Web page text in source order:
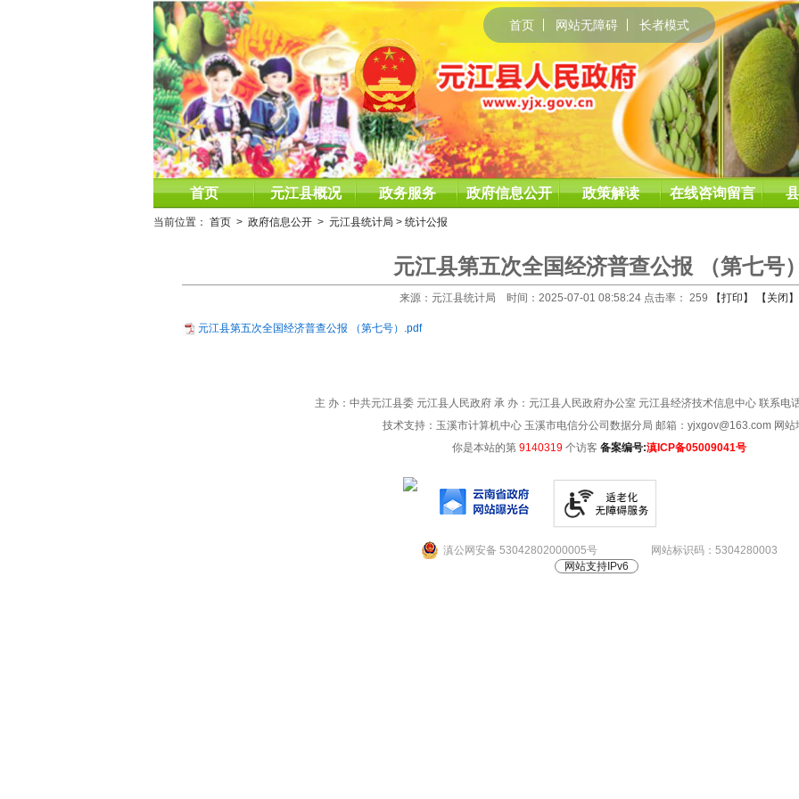
首页 网站无障碍 长者模式
首页 元江县概况 政务服务 政府信息公开 政策解读 在线咨询留言
当前位置： 首页 > 政府信息公开 > 元江县统计局 > 统计公报
元江县第五次全国经济普查公报 （第七号）
来源：元江县统计局 时间：2025-07-01 08:58:24 点击率： 259 【打印】 【关闭】
元江县第五次全国经济普查公报 （第七号）.pdf
主 办：中共元江县委 元江县人民政府 承 办：元江县人民政府办公室 元江县经济技术信息中心 联系电
技术支持：玉溪市计算机中心 玉溪市电信分公司数据分局 邮箱：yjxgov@163.com 网站
你是本站的第 9140319 个访客 备案编号:滇ICP备05009041号
滇公网安备 53042802000005号
网站标识码：5304280003
网站支持IPv6